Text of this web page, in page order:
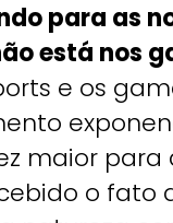
para as
está nos
e os
maior para
o fato